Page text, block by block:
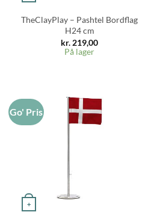
TheClayPlay – Pashtel Bordflag
H24 cm
kr. 219,00
På lager
Go' Pris
+